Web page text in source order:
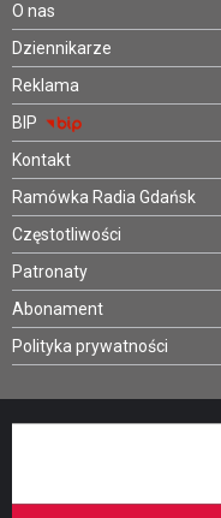
O nas
Dziennikarze
Reklama
BIP
Kontakt
Ramówka Radia Gdańsk
Częstotliwości
Patronaty
Abonament
Polityka prywatności